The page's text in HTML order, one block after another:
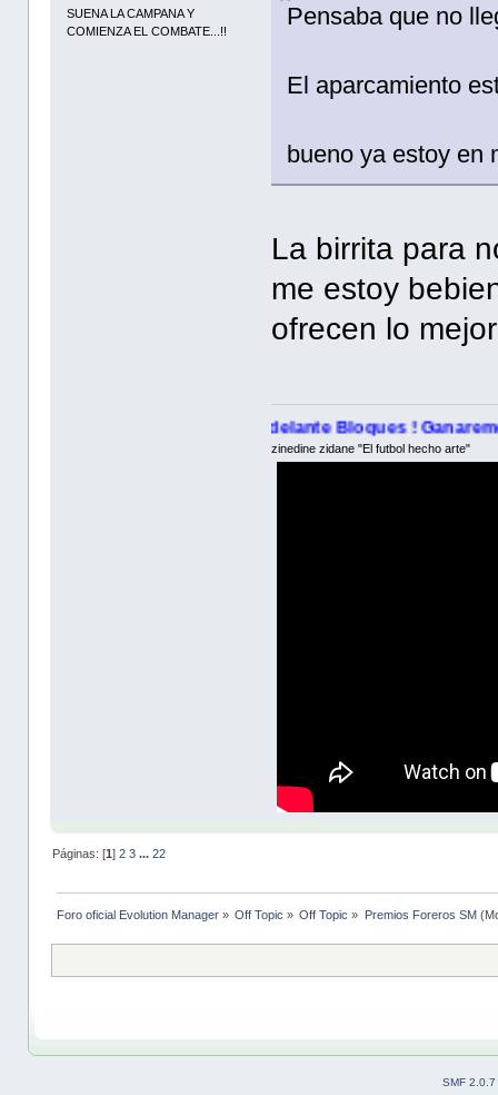
SUENA LA CAMPANA Y
COMIENZA EL COMBATE...!!
Pensaba que no
El aparcamiento
bueno ya estoy
La birrita para
me estoy
ofrecen lo
¡ Adelante Bloques ! Ganaremos esta
zinedine zidane "El futbol hecho arte"
Páginas: [1] 2 3 ... 22
Foro oficial Evolution Manager» Off Topic » Off Topic » Premios Foreros SM
SMF 2.0.7